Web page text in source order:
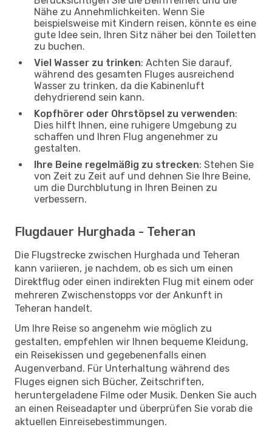
Nähe zu Annehmlichkeiten. Wenn Sie
beispielsweise mit Kindern reisen, könnte es eine
gute Idee sein, Ihren Sitz näher bei den Toiletten
zu buchen.
Viel Wasser zu trinken: Achten Sie darauf,
während des gesamten Fluges ausreichend
Wasser zu trinken, da die Kabinenluft
dehydrierend sein kann.
Kopfhörer oder Ohrstöpsel zu verwenden:
Dies hilft Ihnen, eine ruhigere Umgebung zu
schaffen und Ihren Flug angenehmer zu
gestalten.
Ihre Beine regelmäßig zu strecken: Stehen Sie
von Zeit zu Zeit auf und dehnen Sie Ihre Beine,
um die Durchblutung in Ihren Beinen zu
verbessern.
Flugdauer Hurghada - Teheran
Die Flugstrecke zwischen Hurghada und Teheran
kann variieren, je nachdem, ob es sich um einen
Direktflug oder einen indirekten Flug mit einem oder
mehreren Zwischenstopps vor der Ankunft in
Teheran handelt.
Um Ihre Reise so angenehm wie möglich zu
gestalten, empfehlen wir Ihnen bequeme Kleidung,
ein Reisekissen und gegebenenfalls einen
Augenverband. Für Unterhaltung während des
Fluges eignen sich Bücher, Zeitschriften,
heruntergeladene Filme oder Musik. Denken Sie auch
an einen Reiseadapter und überprüfen Sie vorab die
aktuellen Einreisebestimmungen.